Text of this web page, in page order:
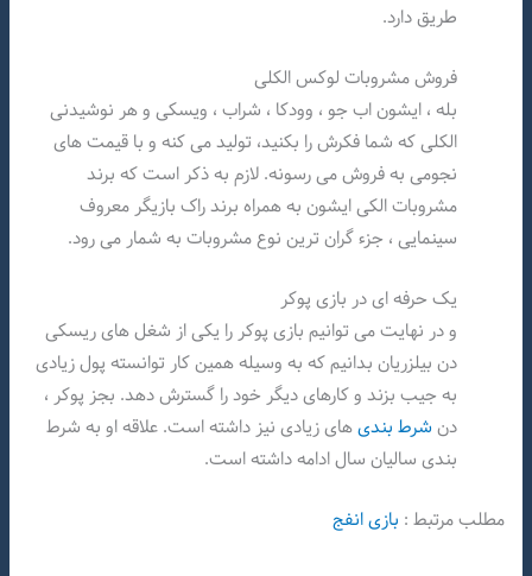
طریق دارد.
فروش مشروبات لوکس الکلی
بله ، ایشون اب جو ، وودکا ، شراب ، ویسکی و هر نوشیدنی
الکلی که شما فکرش را بکنید، تولید می کنه و با قیمت های
نجومی به فروش می رسونه. لازم به ذکر است که برند
مشروبات الکی ایشون به همراه برند راک بازیگر معروف
سینمایی ، جزء گران ترین نوع مشروبات به شمار می رود.
یک حرفه ای در بازی پوکر
و در نهایت می توانیم بازی پوکر را یکی از شغل های ریسکی
دن بیلزریان بدانیم که به وسیله همین کار توانسته پول زیادی
به جیب بزند و کارهای دیگر خود را گسترش دهد. بجز پوکر ،
دن شرط بندیهای زیادی نیز داشته است. علاقه او به شرط
بندی سالیان سال ادامه داشته است.
مطلب مرتبط : بازی انفج